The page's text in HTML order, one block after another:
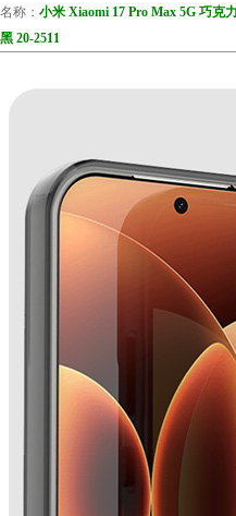
名称： 小米 Xiaomi 17 Pro Max 5G 巧克
黑 20-2511